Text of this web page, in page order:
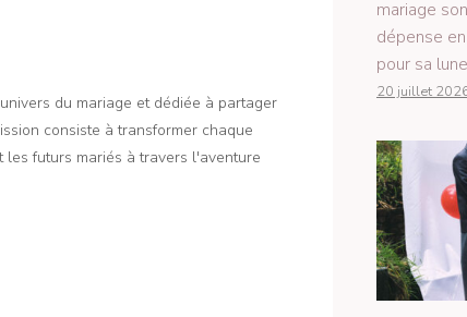
du mariage et dédiée à partager
consiste à transformer chaque
futurs mariés à travers l'aventure
mariage
dépense
pour sa
20 juillet